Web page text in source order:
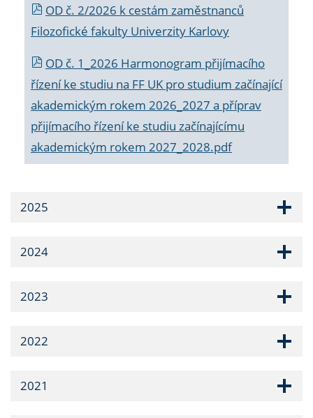
OD č. 2/2026 k cestám zaměstnanců
Filozofické fakulty Univerzity Karlovy
OD č. 1_2026 Harmonogram přijímacího
řízení ke studiu na FF UK pro studium začínající
akademickým rokem 2026_2027 a příprav
přijímacího řízení ke studiu začínajícímu
akademickým rokem 2027_2028.pdf
2025
2024
2023
2022
2021